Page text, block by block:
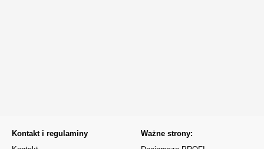
Kontakt i regulaminy
Ważne strony: